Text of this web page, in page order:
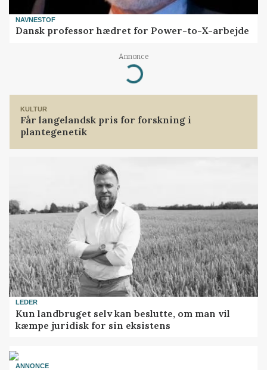
NAVNESTOF
Dansk professor hædret for Power-to-X-arbejde
Annonce
Loading...
KULTUR
Får langelandsk pris for forskning i
plantegenetik
LEDER
Kun landbruget selv kan beslutte, om man vil
kæmpe juridisk for sin eksistens
ANNONCE